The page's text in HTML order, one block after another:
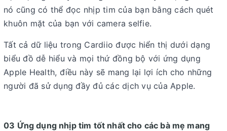
nó cũng có thể đọc nhịp tim của bạn bằng cách quét
khuôn mặt của bạn với camera selfie.
Tất cả dữ liệu trong Cardiio được hiển thị dưới dạng
biểu đồ dễ hiểu và mọi thứ đồng bộ với ứng dụng
Apple Health, điều này sẽ mang lại lợi ích cho những
người đã sử dụng đầy đủ các dịch vụ của Apple.
03 Ứng dụng nhịp tim tốt nhất cho các bà mẹ mang